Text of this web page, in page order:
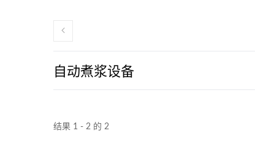
自动煮浆设备
结果 1 - 2 的 2